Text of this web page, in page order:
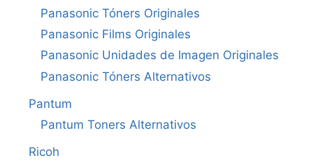
Panasonic Tóners Originales
Panasonic Films Originales
Panasonic Unidades de Imagen Originales
Panasonic Tóners Alternativos
Pantum
Pantum Toners Alternativos
Ricoh